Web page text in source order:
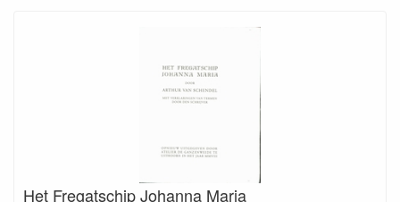
Het Fregatschip Johanna Maria